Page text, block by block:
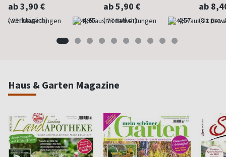
ab 3,90 €
(werktäglich) 4,65
ab 5,90 €
(monatlich) 4,57
ab
(8 x pro
Haus & Garten Magazine